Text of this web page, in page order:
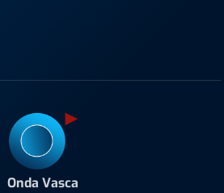
Onda Vasca